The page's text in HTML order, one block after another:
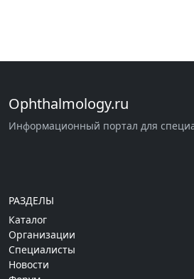
Ophthalmology.ru
Информационный портал для
РАЗДЕЛЫ
Каталог
Организации
Специалисты
Новости